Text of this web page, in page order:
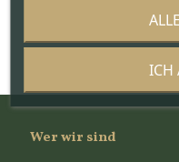
Wer wir sind
ICH